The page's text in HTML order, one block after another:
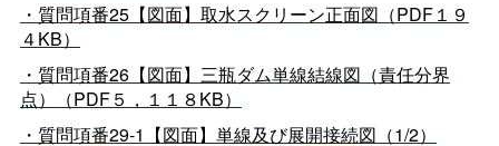
・質問項番25【図面】取水スクリーン正面図（PDF１９
４KB）
・質問項番26【図面】三瓶ダム単線結線図（責任分界
点）（PDF５，１１８KB）
・質問項番29-1【図面】単線及び展開接続図（1/2）